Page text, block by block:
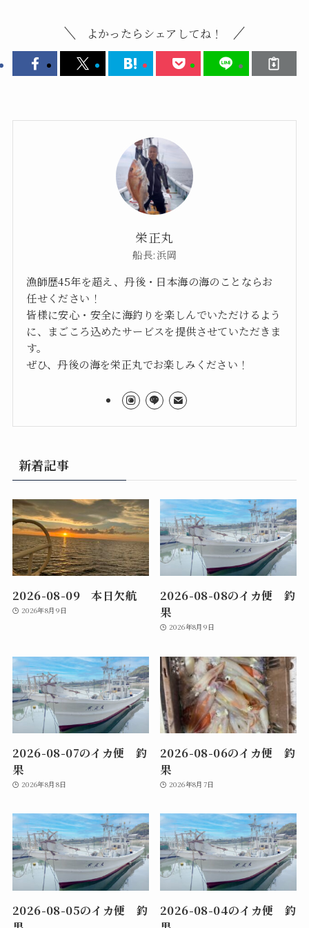
よかったらシェアしてね！
栄正丸
船長:浜岡
漁師歴45年を超え、丹後・日本海の海のことならお
任せください！
皆様に安心・安全に海釣りを楽しんでいただけるよう
に、まごころ込めたサービスを提供させていただきま
す。
ぜひ、丹後の海を栄正丸でお楽しみください！
新着記事
2026-08-09 本日欠航
2026年8月9日
2026-08-08のイカ便 釣
果
2026年8月9日
2026-08-07のイカ便 釣
果
2026年8月8日
2026-08-06のイカ便 釣
果
2026年8月7日
2026-08-05のイカ便 釣
2026-08-04のイカ便 釣